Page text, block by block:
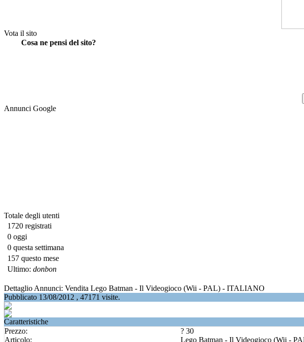
Vota il sito
Cosa ne pensi del sito?
Annunci Google
Totale degli utenti
1720 registrati
0 oggi
0 questa settimana
157 questo mese
Ultimo: donbon
Dettaglio Annunci: Vendita Lego Batman - Il Videogioco (Wii - PAL) - ITALIANO
Pubblicato 13/08/2012 , 47171 visite.
Caratteristiche
Prezzo:
? 30
Articolo:
Lego Batman - Il Videogioco (Wii -